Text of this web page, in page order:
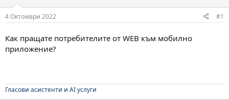
д
а
а
4 Октомври 2022 #1
Как пращате потребителите от WEB към мобилно
приложение?
Гласови асистенти и AI услуги